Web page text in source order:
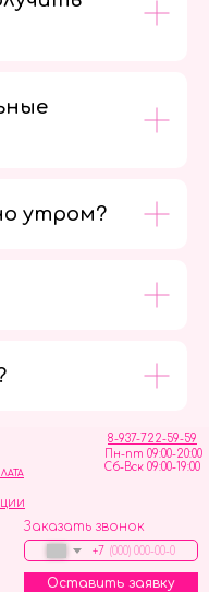
утром?
8-937-722-59-59
Пн-пт 09:00-20:00
Сб-Вск 09:00-19:00
Заказать звонок
+7
Оставить заявку